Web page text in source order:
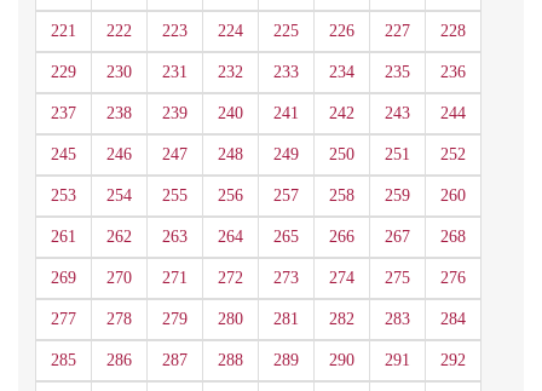
221 222 223 224 225 226 227 228
229 230 231 232 233 234 235 236
237 238 239 240 241 242 243 244
245 246 247 248 249 250 251 252
253 254 255 256 257 258 259 260
261 262 263 264 265 266 267 268
269 270 271 272 273 274 275 276
277 278 279 280 281 282 283 284
285 286 287 288 289 290 291 292